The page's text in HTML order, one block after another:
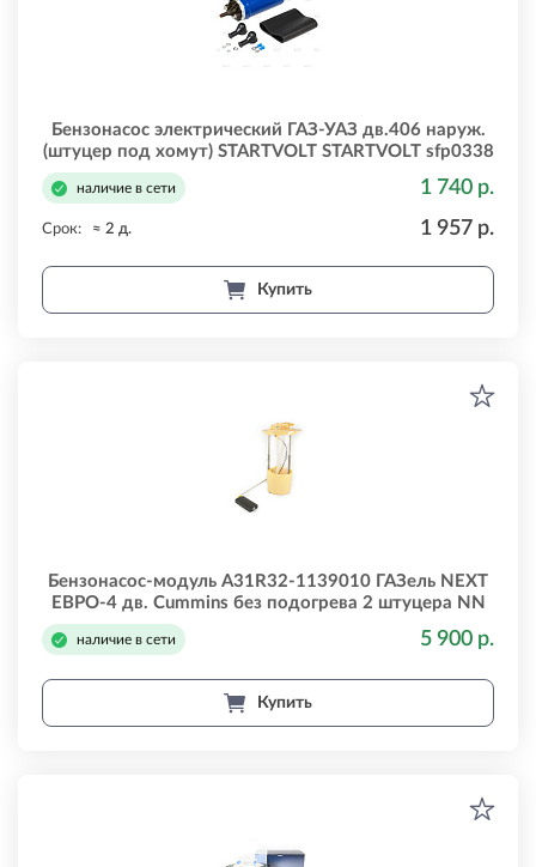
Бензонасос электрический ГАЗ-УАЗ дв.406 наруж.
(штуцер под хомут) STARTVOLT STARTVOLT sfp0338
наличие в сети 1 740 р.
Срок: ≈ 2 д. 1 957 р.
Купить
Бензонасос-модуль A31R32-1139010 ГАЗель NEXT
ЕВРО-4 дв. Cummins без подогрева 2 штуцера NN
наличие в сети 5 900 р.
Купить